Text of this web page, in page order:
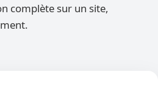
complète sur un site,